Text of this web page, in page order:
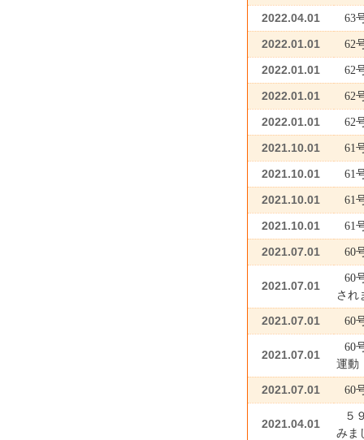
2022.04.01 63
2022.01.01 62
2022.01.01 62
2022.01.01 62
2022.01.01 62
2021.10.01 61
2021.10.01 61
2021.10.01 61
2021.10.01 61
2021.07.01 60
2021.07.01
60
され
2021.07.01 60
2021.07.01
60
運動
2021.07.01 60
2021.04.01
５
みま